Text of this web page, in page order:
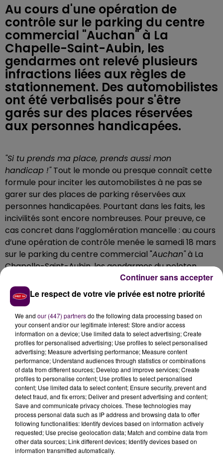
Au cours d'une opération de
contrôle sur le parking du centre
commercial "Auchan" à La
Chapelle-Saint-Aubin, les
gendarmes ont relevé plusieurs
infractions liées aux règles de
stationnement. Des automobilistes
ont été verbalisés pour s'être
garés sur des places réservées
aux personnes handicapées.
"Si tu prends ma place, prends aussi mon
handicap !"Tout le monde ou presque connaît cette
formule pour inciter les automobilistes à ne pas se
garer sur des places de parking réservées aux
personnes handicapées. Pourtant dans les faits, les
incivilités sont encore nombreuses. Pour preuve, ce
cas concret dans l’agglomération mancelle : au cours
d’une opération de contrôle menée le samedi 18 mars
sur le parking du centre commercial "Auchan"à La
Chapelle-Saint-Aubin, les gendarmes du peloton
d’autoroute du Mans ont dressé deux contraventions
et verbalisé une conductrice.
Carte falsifiée et usurpée
Ce samedi après-midi-là, deux clients de la grande
surface avaient garé leurs voitures sur des
emplacements réservés, sans avoir de carte
mentionnant leur handicap. Une automobiliste, dont
l’identité n’est pas révélée, était bien, quant à elle, en
possession d’un justificatif mais après vérification les
militaires ont constaté qu’il s’agissait de la carte de
son beau-père... décédé depuis 3 ans. La
contrevenante a donc été verbalisée pour usage
abusif. Une semaine auparavant, toujours sur le même
parking, une autre femme avait été sanctionnée pour
une carte handicapé falsifiée.
Le respect de votre vie privée est notre priorité
We and our (447) partnersdo the following data processing based on
your consent and/or our legitimate interest: Store and/or access
information on a device; Use limited data to select advertising; Create
profiles for personalised advertising; Use profiles to select personalised
advertising; Measure advertising performance; Measure content
performance; Understand audiences through statistics or combinations
of data from different sources; Develop and improve services; Create
profiles to personalise content; Use profiles to select personalised
content; Use limited data to select content; Ensure security, prevent and
detect fraud, and fix errors; Deliver and present advertising and content;
Save and communicate privacy choices. These technologies may
process personal data such as IP address and browsing data to offer
following functionalities: Identify devices based on information actively
requested; Use precise geolocation data; Match and combine data from
other data sources; Link different devices; Identify devices based on
information transmitted automatically.
Continuer sans accepter